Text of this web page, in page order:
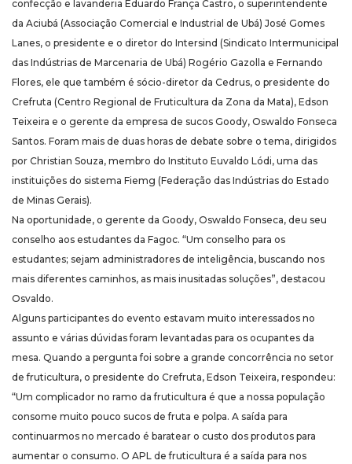
confecção e lavanderia Eduardo França Castro, o superintendente
da Aciubá (Associação Comercial e Industrial de Ubá) José Gomes
Lanes, o presidente e o diretor do Intersind (Sindicato Intermunicipal
das Indústrias de Marcenaria de Ubá) Rogério Gazolla e Fernando
Flores, ele que também é sócio-diretor da Cedrus, o presidente do
Crefruta (Centro Regional de Fruticultura da Zona da Mata), Edson
Teixeira e o gerente da empresa de sucos Goody, Oswaldo Fonseca
Santos. Foram mais de duas horas de debate sobre o tema, dirigidos
por Christian Souza, membro do Instituto Euvaldo Lódi, uma das
instituições do sistema Fiemg (Federação das Indústrias do Estado
de Minas Gerais).
Na oportunidade, o gerente da Goody, Oswaldo Fonseca, deu seu
conselho aos estudantes da Fagoc. “Um conselho para os
estudantes; sejam administradores de inteligência, buscando nos
mais diferentes caminhos, as mais inusitadas soluções”, destacou
Osvaldo.
Alguns participantes do evento estavam muito interessados no
assunto e várias dúvidas foram levantadas para os ocupantes da
mesa. Quando a pergunta foi sobre a grande concorrência no setor
de fruticultura, o presidente do Crefruta, Edson Teixeira, respondeu:
“Um complicador no ramo da fruticultura é que a nossa população
consome muito pouco sucos de fruta e polpa. A saída para
continuarmos no mercado é baratear o custo dos produtos para
aumentar o consumo. O APL de fruticultura é a saída para nos